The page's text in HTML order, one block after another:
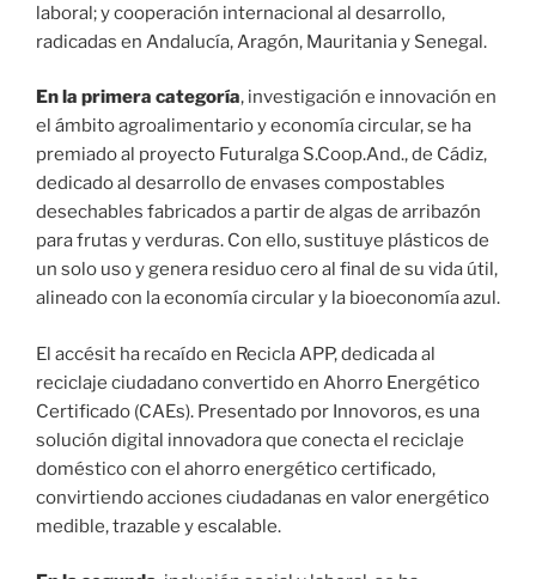
laboral; y cooperación internacional al desarrollo,
radicadas en Andalucía, Aragón, Mauritania y Senegal.
En la primera categoría, investigación e innovación en
el ámbito agroalimentario y economía circular, se ha
premiado al proyecto Futuralga S.Coop.And., de Cádiz,
dedicado al desarrollo de envases compostables
desechables fabricados a partir de algas de arribazón
para frutas y verduras. Con ello, sustituye plásticos de
un solo uso y genera residuo cero al final de su vida útil,
alineado con la economía circular y la bioeconomía azul.
​El accésit ha recaído en Recicla APP, dedicada al
reciclaje ciudadano convertido en Ahorro Energético
Certificado (CAEs). Presentado por Innovoros, es una
solución digital innovadora que conecta el reciclaje
doméstico con el ahorro energético certificado,
convirtiendo acciones ciudadanas en valor energético
medible, trazable y escalable.